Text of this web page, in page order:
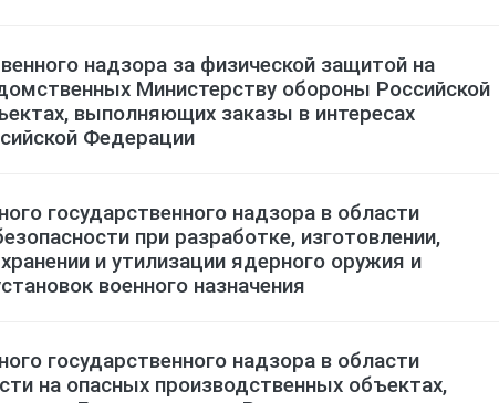
надзора за физической защитой на
Министерству обороны Российской
выполняющих заказы в интересах
Федерации
государственного надзора в области
при разработке, изготовлении,
и утилизации ядерного оружия и
военного назначения
государственного надзора в области
на опасных производственных объектах,